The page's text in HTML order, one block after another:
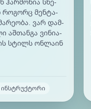
რო­გორც მენ­ტა­
ვარ დამ­
აშ­თან­გა ვი­ნია­
სტილს ონ­ლა­ინ